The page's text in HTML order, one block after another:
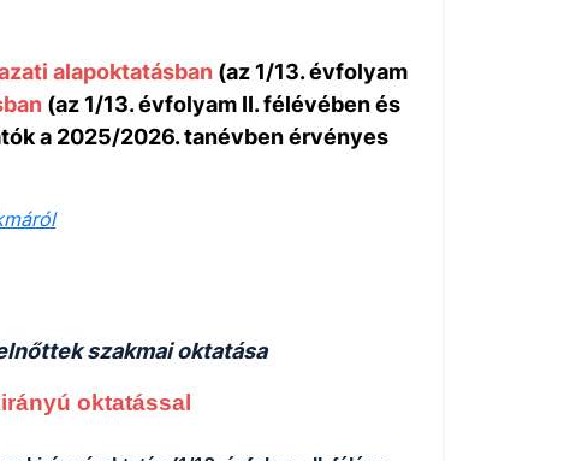
alapoktatásban (az 1/13. évfolyam
(az 1/13. évfolyam II. félévében és
a 2025/2026. tanévben érvényes
szakmai oktatása
oktatással